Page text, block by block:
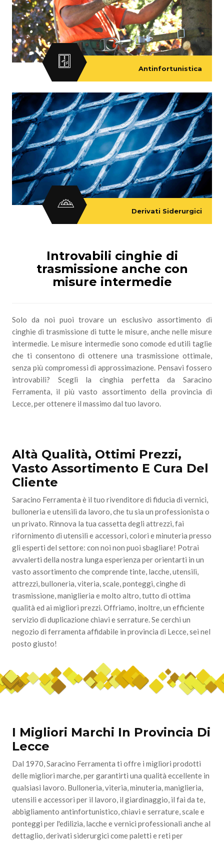
Antinfortunistica
Derivati Siderurgici
Introvabili cinghie di
trasmissione anche con
misure intermedie
Solo da noi puoi trovare un esclusivo assortimento di
cinghie di trasmissione di tutte le misure, anche nelle misure
intermedie. Le misure intermedie sono comode ed utili taglie
che ti consentono di ottenere una trasmissione ottimale,
senza più compromessi di approssimazione. Pensavi fossero
introvabili? Scegli la cinghia perfetta da Saracino
Ferramenta, il più vasto assortimento della provincia di
Lecce, per ottenere il massimo dal tuo lavoro.
Altà Qualità, Ottimi Prezzi,
Vasto Assortimento E Cura Del
Cliente
Saracino Ferramenta è il tuo rivenditore di fiducia di vernici,
bulloneria e utensili da lavoro, che tu sia un professionista o
un privato. Rinnova la tua cassetta degli attrezzi, fai
rifornimento di utensili e accessori, colori e minuteria presso
gli esperti del settore: con noi non puoi sbagliare! Potrai
avvalerti della nostra lunga esperienza per orientarti in un
vasto assortimento che comprende tinte, lacche, utensili,
attrezzi, bulloneria, viteria, scale, ponteggi, cinghe di
trasmissione, maniglieria e molto altro, tutto di ottima
qualità ed ai migliori prezzi. Offriamo, inoltre, un efficiente
servizio di duplicazione chiavi e serrature. Se cerchi un
negozio di ferramenta affidabile in provincia di Lecce, sei nel
posto giusto!
I Migliori Marchi In Provincia Di
Lecce
Dal 1970, Saracino Ferramenta ti offre i migliori prodotti
delle migliori marche, per garantirti una qualità eccellente in
qualsiasi lavoro. Bulloneria, viteria, minuteria, maniglieria,
utensili e accessori per il lavoro, il giardinaggio, il fai da te,
abbigliamento antinfortunistico, chiavi e serrature, scale e
ponteggi per l'edilizia, lacche e vernici professionali anche al
dettaglio, derivati siderurgici come paletti e reti per